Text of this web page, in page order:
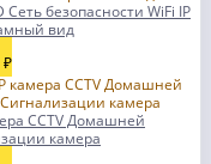
безопасности WiFi IP
вид
₽
CCTV Домашней
камера